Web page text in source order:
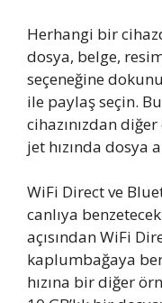
Herhangi bir
dosya, belge,
seçeneğine
ile paylaş seçin.
cihazınızdan
jet hızında dosya
WiFi Direct ve
canlıya
açısından WiFi
kaplumbağaya
hızına bir diğer